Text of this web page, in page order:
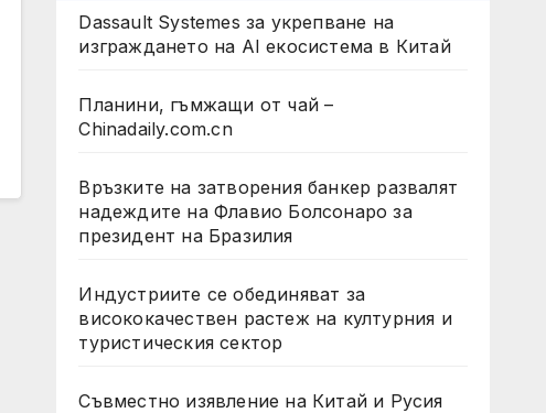
Dassault Systemes за укрепване на
изграждането на AI екосистема в Китай
Планини, гъмжащи от чай –
Chinadaily.com.cn
Връзките на затворения банкер развалят
надеждите на Флавио Болсонаро за
президент на Бразилия
Индустриите се обединяват за
висококачествен растеж на културния и
туристическия сектор
Съвместно изявление на Китай и Русия